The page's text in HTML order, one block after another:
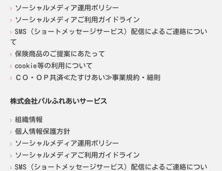
ソーシャルメディア運用ポリシー
ソーシャルメディアご利用ガイドライン
SMS（ショートメッセージサービス）配信によるご連絡につい
て
保険商品のご提案にあたって
cookie等の利用について
ＣＯ・ＯＰ共済≪たすけあい≫事業規約・細則
株式会社パルふれあいサービス
組織情報
個人情報保護方針
ソーシャルメディア運用ポリシー
ソーシャルメディアご利用ガイドライン
SMS（ショートメッセージサービス）配信によるご連絡につい